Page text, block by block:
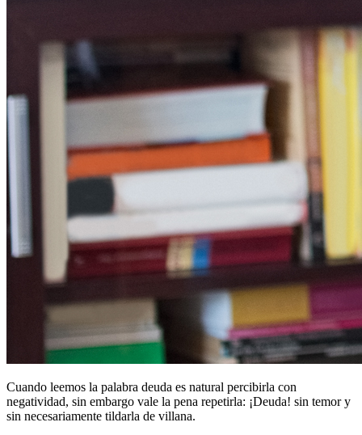
Cuando leemos la palabra deuda es natural percibirla con
negatividad, sin embargo vale la pena repetirla: ¡Deuda! sin temor y
sin necesariamente tildarla de villana.